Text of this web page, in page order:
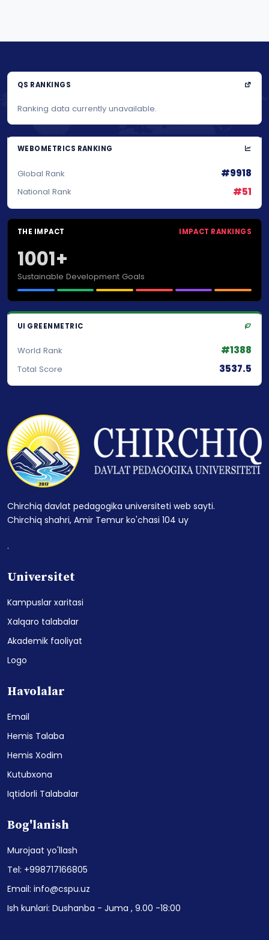
QS RANKINGS
Ranking data currently unavailable.
WEBOMETRICS RANKING
Global Rank #9918
National Rank #51
THE IMPACT IMPACT RANKINGS
1001+
Sustainable Development Goals
UI GREENMETRIC
World Rank #1388
Total Score 3537.5
Chirchiq davlat pedagogika universiteti web sayti.
Chirchiq shahri, Amir Temur ko'chasi 104 uy
.
Universitet
Kampuslar xaritasi
Xalqaro talabalar
Akademik faoliyat
Logo
Havolalar
Email
Hemis Talaba
Hemis Xodim
Kutubxona
Iqtidorli Talabalar
Bog'lanish
Murojaat yo'llash
Tel: +998717166805
Email: info@cspu.uz
Ish kunlari: Dushanba - Juma , 9.00 -18:00